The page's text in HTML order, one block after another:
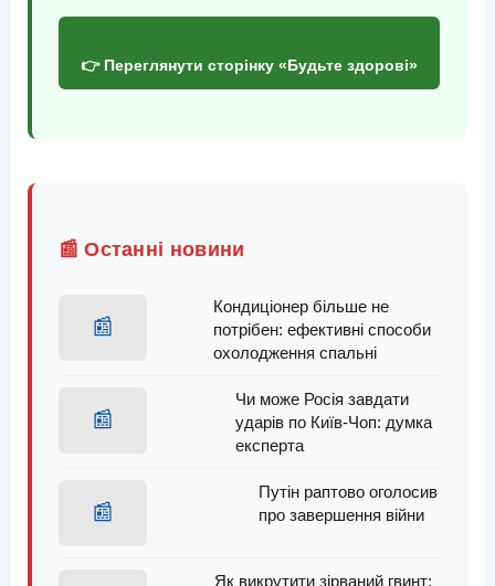
👉 Переглянути сторінку «Будьте здорові»
📰 Останні новини
📰
Кондиціонер більше не
потрібен: ефективні способи
охолодження спальні
📰
Чи може Росія завдати
ударів по Київ-Чоп: думка
експерта
📰
Путін раптово оголосив
про завершення війни
Як викрутити зірваний гвинт: